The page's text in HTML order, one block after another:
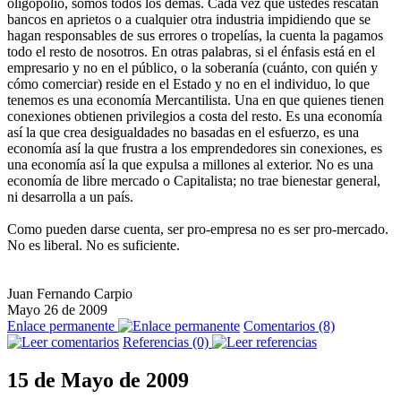
oligopolio, somos todos los demás. Cada vez que ustedes rescatan
bancos en aprietos o a cualquier otra industria impidiendo que se
hagan responsables de sus errores o tropelías, la cuenta la pagamos
todo el resto de nosotros. En otras palabras, si el énfasis está en el
empresario y no en el público, o la soberanía (cuánto, con quién y
cómo comerciar) reside en el Estado y no en el individuo, lo que
tenemos es una economía Mercantilista. Una en que quienes tienen
conexiones obtienen privilegios a costa del resto. Es una economía
así la que crea desigualdades no basadas en el esfuerzo, es una
economía así la que frustra a los emprendedores sin conexiones, es
una economía así la que expulsa a millones al exterior. No es una
economía de libre mercado o Capitalista; no trae bienestar general,
ni desarrolla a un país.
Como pueden darse cuenta, ser pro-empresa no es ser pro-mercado.
No es liberal. No es suficiente.
Juan Fernando Carpio
Mayo 26 de 2009
Enlace permanente
Comentarios (8)
Referencias (0)
15 de Mayo de 2009